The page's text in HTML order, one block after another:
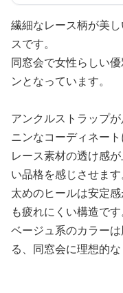
繊細なレース柄が美
スです。
同窓会で女性らしい
ンとなっています。
アンクルストラップ
ニンなコーディネート
レース素材の透け感
い品格を感じさせます
太めのヒールは安定
も疲れにくい構造です
ベージュ系のカラー
る、同窓会に理想的な